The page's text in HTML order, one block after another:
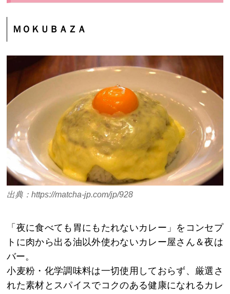
ＭＯＫＵＢＡＺＡ
出典：https://matcha-jp.com/jp/928
「夜に食べても胃にもたれないカレー」をコンセプ
トに肉から出る油以外使わないカレー屋さん＆夜は
バー。
小麦粉・化学調味料は一切使用しておらず、厳選さ
れた素材とスパイスでコクのある健康になれるカレ